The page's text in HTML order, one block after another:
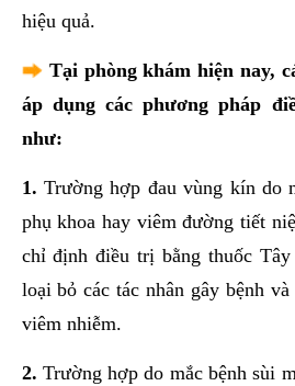
hiệu quả.
Tại phòng khám hiện nay,
áp dụng các phương pháp
như:
1. Trường hợp đau vùng kín do
phụ khoa hay viêm đường tiết
chỉ định điều trị bằng thuốc Tây
loại bỏ các tác nhân gây bệnh
viêm nhiễm.
2. Trường hợp do mắc bệnh sùi